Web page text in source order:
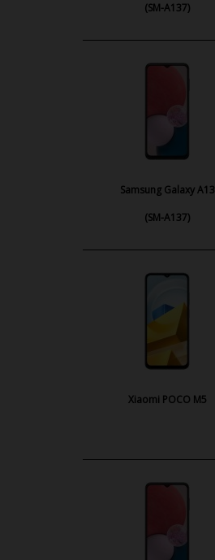
(SM-A137)
Samsung Galaxy A13
(SM-A137)
Xiaomi POCO M5